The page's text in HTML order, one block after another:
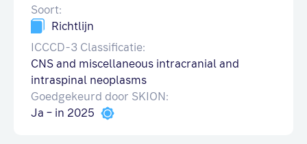
Soort:
Richtlijn
ICCCD-3 Classificatie:
CNS and miscellaneous intracranial and
intraspinal neoplasms
Goedgekeurd door SKION:
Ja – in 2025